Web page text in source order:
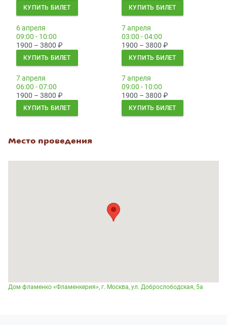
КУПИТЬ БИЛЕТ КУПИТЬ БИЛЕТ
6 апреля
09:00 - 10:00
1900 – 3800 ₽
КУПИТЬ БИЛЕТ
7 апреля
03:00 - 04:00
1900 – 3800 ₽
КУПИТЬ БИЛЕТ
7 апреля
06:00 - 07:00
1900 – 3800 ₽
КУПИТЬ БИЛЕТ
7 апреля
09:00 - 10:00
1900 – 3800 ₽
КУПИТЬ БИЛЕТ
Место проведения
Дом фламенко «Фламенкерия», г. Москва, ул. Доброслободская, 5а